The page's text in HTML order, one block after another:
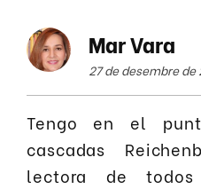
Mar Vara
27 de desembre de
Tengo en el
cascadas
lectora de